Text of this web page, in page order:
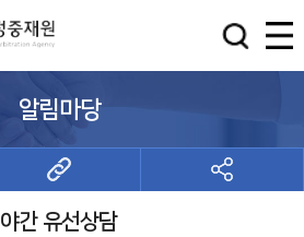
알림마당
야간 유선상담